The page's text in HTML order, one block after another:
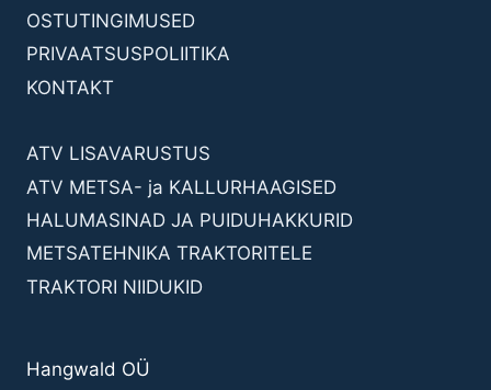
OSTUTINGIMUSED
PRIVAATSUSPOLIITIKA
KONTAKT
ATV LISAVARUSTUS
ATV METSA- ja KALLURHAAGISED
HALUMASINAD JA PUIDUHAKKURID
METSATEHNIKA TRAKTORITELE
TRAKTORI NIIDUKID
Hangwald OÜ